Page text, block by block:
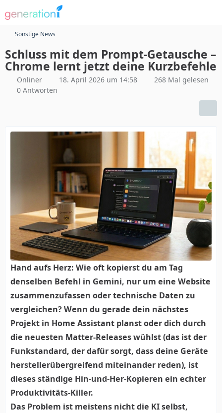
Sonstige News
Schluss mit dem Prompt-Getausche –
Chrome lernt jetzt deine Kurzbefehle
Onliner 18. April 2026 um 14:58
268 Mal gelesen
0 Antworten
Hand aufs Herz: Wie oft kopierst du am Tag
denselben Befehl in Gemini, nur um eine Website
zusammenzufassen oder technische Daten zu
vergleichen? Wenn du gerade dein nächstes
Projekt in Home Assistant planst oder dich durch
die neuesten Matter-Releases wühlst (das ist der
Funkstandard, der dafür sorgt, dass deine Geräte
herstellerübergreifend miteinander reden), ist
dieses ständige Hin-und-Her-Kopieren ein echter
Produktivitäts-Killer.
Das Problem ist meistens nicht die KI selbst,